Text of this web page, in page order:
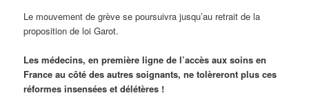
Le mouvement de grève se poursuivra jusqu’au retrait de la
proposition de loi Garot.
Les médecins, en première ligne de l’accès aux soins en
France au côté des autres soignants, ne tolèreront plus ces
réformes insensées et délétères !